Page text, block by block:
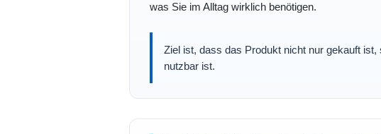
was Sie im Alltag wirklich benötigen.
Ziel ist, dass das Produkt nicht nur gekauft
nutzbar ist.